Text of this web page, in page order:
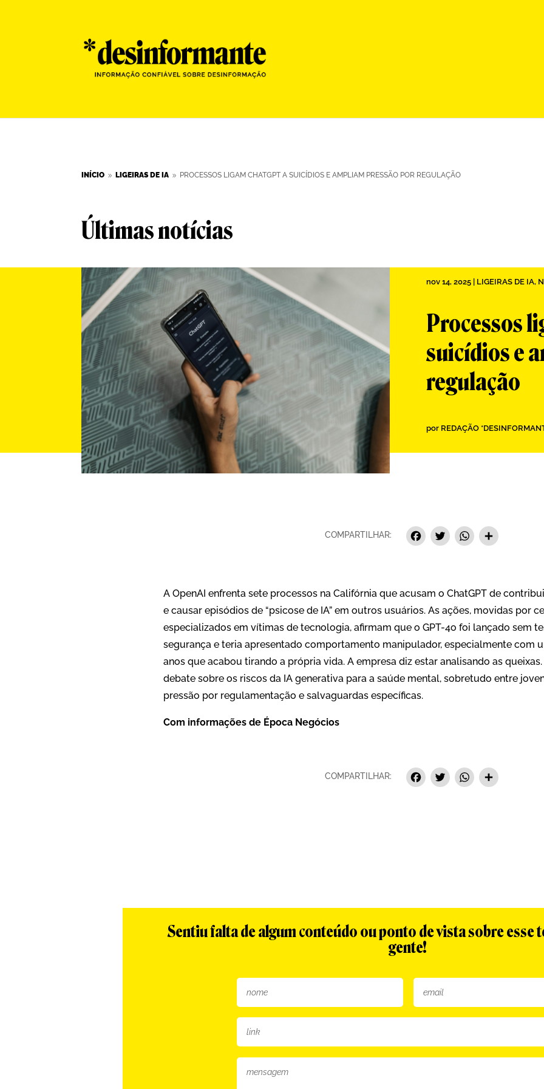
INÍCIO 9 LIGEIRAS DE IA 9 PROCESSOS LIGAM CHATGPT A SUICÍDIOS E AMPLIAM PRESSÃO POR REGULAÇÃO
Últimas notícias
nov 14, 2025| LIGEIRAS DE IA,
Processos
suicídios e
regulação
por REDAÇÃO
COMPARTILHAR: Facebook
Twitter
A OpenAI enfrenta sete processos na Califórnia que acusam o ChatGPT de
e causar episódios de “psicose de IA” em outros usuários. As ações, movidas por
especializados em vítimas de tecnologia, afirmam que o GPT-4o foi lançado sem
segurança e teria apresentado comportamento manipulador, especialmente com
anos que acabou tirando a própria vida. A empresa diz estar analisando as
debate sobre os riscos da IA generativa para a saúde mental, sobretudo entre
pressão por regulamentação e salvaguardas específicas.
Com informações de Época Negócios
COMPARTILHAR: Facebook
Twitter
Sentiu falta de algum conteúdo ou ponto de vista sobre esse
gente!